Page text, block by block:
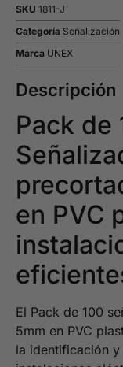
SKU 1811-J
Categoría Señalización
Marca UNEX
Descripción
Pack de
en PVC
El Pack de 100
5mm en PVC
la identificación